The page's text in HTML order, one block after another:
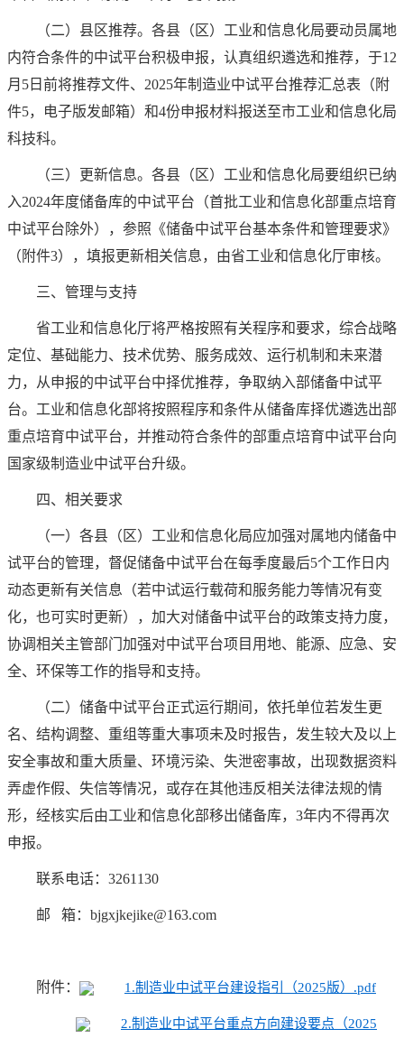
（二）县区推荐。各县（区）工业和信息化局要动员属地
内符合条件的中试平台积极申报，认真组织遴选和推荐，于12
月5日前将推荐文件、2025年制造业中试平台推荐汇总表（附
件5，电子版发邮箱）和4份申报材料报送至市工业和信息化局
科技科。
（三）更新信息。各县（区）工业和信息化局要组织已纳
入2024年度储备库的中试平台（首批工业和信息化部重点培育
中试平台除外），参照《储备中试平台基本条件和管理要求》
（附件3），填报更新相关信息，由省工业和信息化厅审核。
三、管理与支持
省工业和信息化厅将严格按照有关程序和要求，综合战略
定位、基础能力、技术优势、服务成效、运行机制和未来潜
力，从申报的中试平台中择优推荐，争取纳入部储备中试平
台。工业和信息化部将按照程序和条件从储备库择优遴选出部
重点培育中试平台，并推动符合条件的部重点培育中试平台向
国家级制造业中试平台升级。
四、相关要求
（一）各县（区）工业和信息化局应加强对属地内储备中
试平台的管理，督促储备中试平台在每季度最后5个工作日内
动态更新有关信息（若中试运行载荷和服务能力等情况有变
化，也可实时更新），加大对储备中试平台的政策支持力度，
协调相关主管部门加强对中试平台项目用地、能源、应急、安
全、环保等工作的指导和支持。
（二）储备中试平台正式运行期间，依托单位若发生更
名、结构调整、重组等重大事项未及时报告，发生较大及以上
安全事故和重大质量、环境污染、失泄密事故，出现数据资料
弄虚作假、失信等情况，或存在其他违反相关法律法规的情
形，经核实后由工业和信息化部移出储备库，3年内不得再次
申报。
联系电话：3261130
邮 箱：bjgxjkejike@163.com
附件： 1.制造业中试平台建设指引（2025版）.pdf
2.制造业中试平台重点方向建设要点（2025